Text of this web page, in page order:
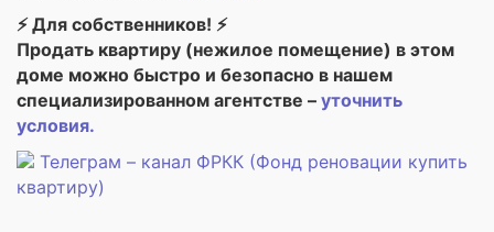
⚡ Для собственников! ⚡
Продать квартиру (нежилое помещение) в этом
доме можно быстро и безопасно в нашем
специализированном агентстве – уточнить
условия.
Телеграм – канал ФРКК (Фонд реновации купить
квартиру)